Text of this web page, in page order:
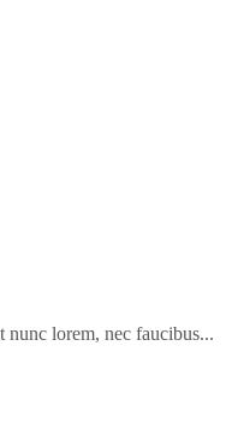
lorem, nec faucibus...